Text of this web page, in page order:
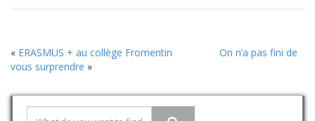
« ERASMUS + au collège Fromentin
On n’a pas fini de
vous surprendre »